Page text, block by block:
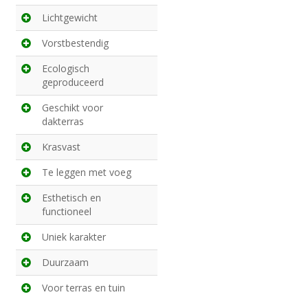
Lichtgewicht
Vorstbestendig
Ecologisch
geproduceerd
Geschikt voor
dakterras
Krasvast
Te leggen met voeg
Esthetisch en
functioneel
Uniek karakter
Duurzaam
Voor terras en tuin